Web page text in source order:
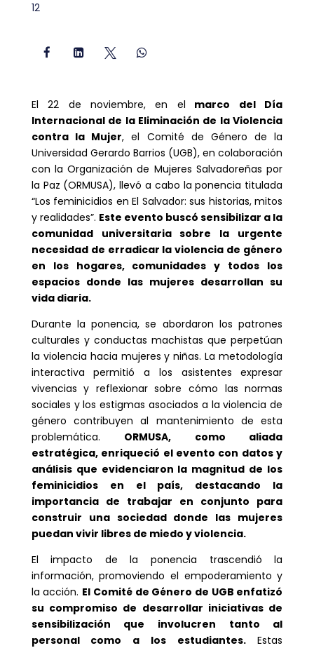
12
   
El 22 de noviembre, en el marco del Día
Internacional de la Eliminación de la Violencia
contra la Mujer, el Comité de Género de la
Universidad Gerardo Barrios (UGB), en colaboración
con la Organización de Mujeres Salvadoreñas por
la Paz (ORMUSA), llevó a cabo la ponencia titulada
“Los feminicidios en El Salvador: sus historias, mitos
y realidades”. Este evento buscó sensibilizar a la
comunidad universitaria sobre la urgente
necesidad de erradicar la violencia de género
en los hogares, comunidades y todos los
espacios donde las mujeres desarrollan su
vida diaria.
Durante la ponencia, se abordaron los patrones
culturales y conductas machistas que perpetúan
la violencia hacia mujeres y niñas. La metodología
interactiva permitió a los asistentes expresar
vivencias y reflexionar sobre cómo las normas
sociales y los estigmas asociados a la violencia de
género contribuyen al mantenimiento de esta
problemática. ORMUSA, como aliada
estratégica, enriqueció el evento con datos y
análisis que evidenciaron la magnitud de los
feminicidios en el país, destacando la
importancia de trabajar en conjunto para
construir una sociedad donde las mujeres
puedan vivir libres de miedo y violencia.
El impacto de la ponencia trascendió la
información, promoviendo el empoderamiento y
la acción. El Comité de Género de UGB enfatizó
su compromiso de desarrollar iniciativas de
sensibilización que involucren tanto al
personal como a los estudiantes.Estas